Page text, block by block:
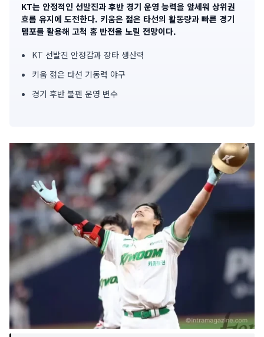
기
사
핵
심
KT는 안정적인 선발진과 후반 경기 운영 능력을 앞세워 상위권
흐름 유지에 도전한다. 키움은 젊은 타선의 활동량과 빠른 경기
템포를 활용해 고척 홈 반전을 노릴 전망이다.
KT 선발진 안정감과 장타 생산력
키움 젊은 타선 기동력 야구
경기 후반 불펜 운영 변수